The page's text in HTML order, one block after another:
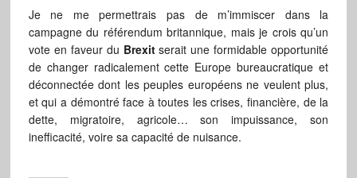
Je ne me permettrais pas de m’immiscer dans la
campagne du référendum britannique, mais je crois qu’un
vote en faveur du Brexitserait une formidable opportunité
de changer radicalement cette Europe bureaucratique et
déconnectée dont les peuples européens ne veulent plus,
et qui a démontré face à toutes les crises, financière, de la
dette, migratoire, agricole… son impuissance, son
inefficacité, voire sa capacité de nuisance.